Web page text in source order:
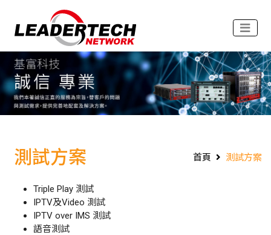
測試方案 首頁 測試方案
Triple Play 測試
IPTV及Video 測試
IPTV over IMS 測試
語音測試